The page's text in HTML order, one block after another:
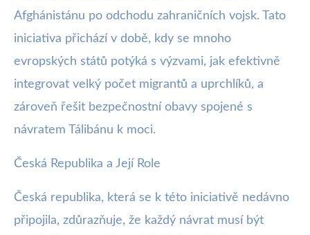
Afghánistánu po odchodu zahraničních vojsk. Tato
iniciativa přichází v době, kdy se mnoho
evropských států potýká s výzvami, jak efektivně
integrovat velký počet migrantů a uprchlíků, a
zároveň řešit bezpečnostní obavy spojené s
návratem Tálibánu k moci.
Česká Republika a Její Role
Česká republika, která se k této iniciativě nedávno
připojila, zdůrazňuje, že každý návrat musí být